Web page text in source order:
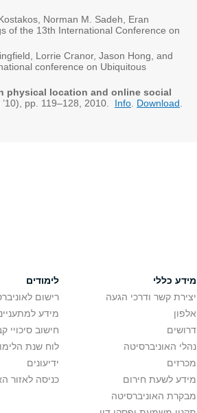
Norman M. Sadeh, Eran
of the 13th International Conference on
Lorrie Cranor, Jason Hong, and
conference on Ubiquitous
physical location and online social
pp. 119–128, 2010. Info Download
מידע כללי
יצירת קשר ודרכי הגעה
אלפון
דרושים
נהלי האוניברסיטה
מכרזים
מידע לשעת חירום
מבקרת האוניברסיטה
לימודים
רישום
מידע
חישוב סיכויי
לוח שנת
ידיעונים
כניסה לאזור